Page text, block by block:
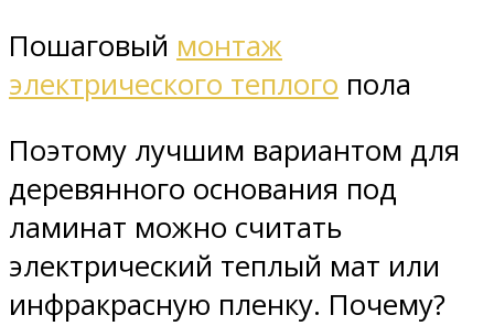
Пошаговый монтаж
электрического теплого пола
Поэтому лучшим вариантом для
деревянного основания под
ламинат можно считать
электрический теплый мат или
инфракрасную пленку. Почему?